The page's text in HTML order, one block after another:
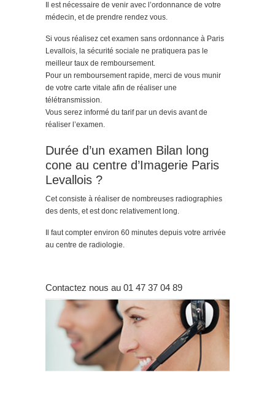
Il est nécessaire de venir avec l’ordonnance de votre
médecin, et de prendre rendez vous.
Si vous réalisez cet examen sans ordonnance à Paris
Levallois, la sécurité sociale ne pratiquera pas le
meilleur taux de remboursement.
Pour un remboursement rapide, merci de vous munir
de votre carte vitale afin de réaliser une
télétransmission.
Vous serez informé du tarif par un devis avant de
réaliser l’examen.
Durée d’un examen Bilan long
cone au centre d’Imagerie Paris
Levallois ?
Cet consiste à réaliser de nombreuses radiographies
des dents, et est donc relativement long.
Il faut compter environ 60 minutes depuis votre arrivée
au centre de radiologie.
Contactez nous au 01 47 37 04 89